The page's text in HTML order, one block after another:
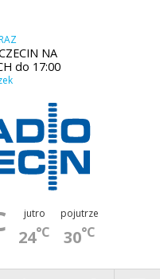
NA
do 17:00
jutro
24°C
pojutrze
30°C